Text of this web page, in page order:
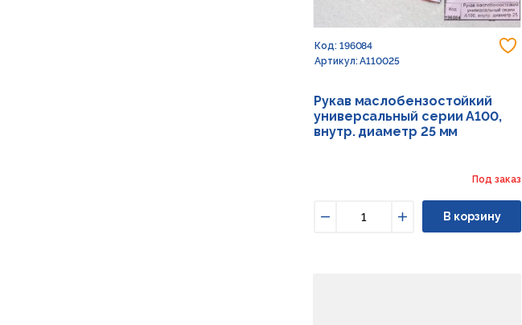
Код: 196084
Артикул: A110025
Рукав маслобензостойкий
универсальный серии А100,
внутр. диаметр 25 мм
Под заказ
Увеличить
В корзину